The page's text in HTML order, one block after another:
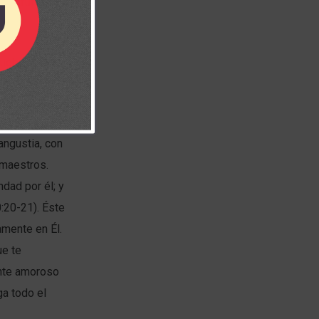
es
la
con
por él; y
21). Éste
en Él.
te
amoroso
todo el